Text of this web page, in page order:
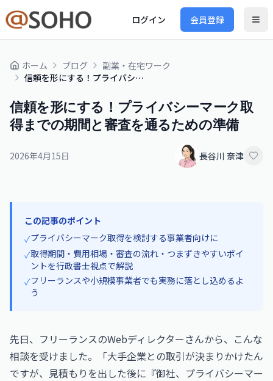
ログイン 会員登録
ホーム ブログ
副業・在宅ワーク
信頼を形にする！プライバシーマーク取得までの期間と審査を通るための準備
信頼を形にする！プライバシーマーク取
得までの期間と審査を通るための準備
2026年4月15日 長谷川 奈津
この記事のポイント
✓プライバシーマーク取得を検討する事業者向けに
✓取得期間・費用相場・審査の流れ・つまずきやすいポイ
ントを行政書士視点で解説
✓フリーランスや小規模事業者でも実務に落とし込めるよ
う
先日、フリーランスのWebディレクターさんから、こんな
相談を受けました。「大手企業との取引が決まりかけたん
ですが、見積もりを出した後に『御社、プライバシーマー